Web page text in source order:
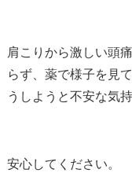
肩こりから激しい頭
らず、薬で様子を見
うしようと不安な気
安心してください。